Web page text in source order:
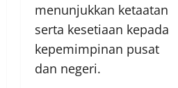
menunjukkan ketaatan
serta kesetiaan kepada
kepemimpinan pusat
dan negeri.